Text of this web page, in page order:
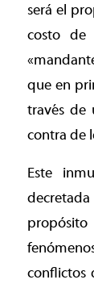
será el
costo de
que en
través de
contra de
Este
conflictos